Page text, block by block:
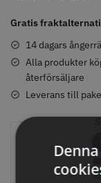
Karbonsvart
mängd
Gratis
14 dagars
Alla produkter
återförsäljare
Leverans till
Comair toppapper
x 50 mm - 500 st
59.00 kr